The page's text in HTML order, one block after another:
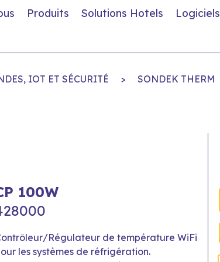
Produits Solutions Hotels Logiciels
IOT ET SÉCURITÉ > SONDEK THERM
100W
Régulateur de température WiFi
les systèmes de réfrigération.